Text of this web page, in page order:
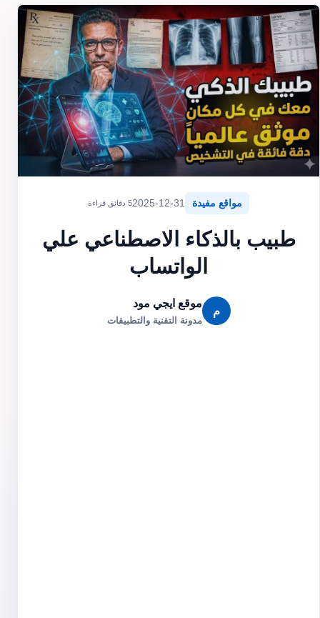
مواقع مفيدة 2025-12-315 دقائق قراءة
طبيب بالذكاء الاصطناعي علي
الواتساب
م
موقع ايجي مود
مدونة التقنية والتطبيقات